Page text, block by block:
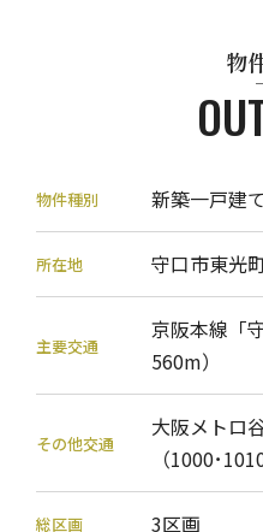
物
物件種別 新築一戸建
所在地 守口市東光
主要交通
京阪本線「
560m）
その他交通
大阪メトロ
（1000･
総区画 3区画